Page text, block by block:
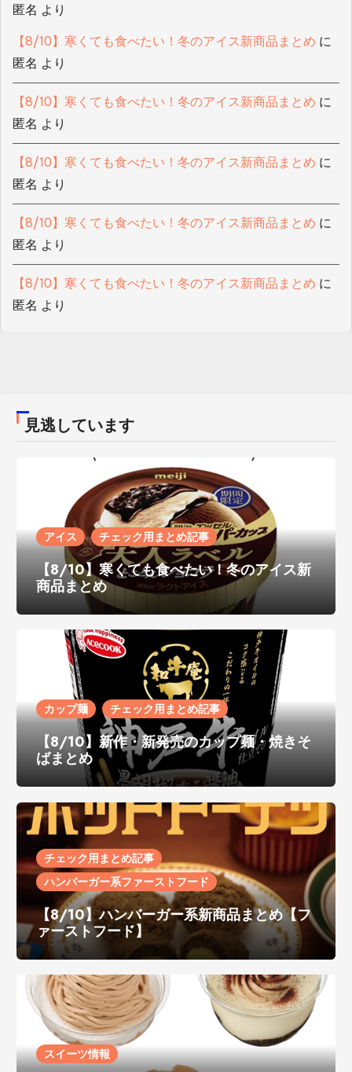
匿名 より
【8/10】寒くても食べたい！冬のアイス新商品まとめ に
匿名 より
【8/10】寒くても食べたい！冬のアイス新商品まとめ に
匿名 より
【8/10】寒くても食べたい！冬のアイス新商品まとめ に
匿名 より
【8/10】寒くても食べたい！冬のアイス新商品まとめ に
匿名 より
【8/10】寒くても食べたい！冬のアイス新商品まとめ に
匿名 より
見逃しています
アイス チェック用まとめ記事
【8/10】寒くても食べたい！冬のアイス新
商品まとめ
カップ麺 チェック用まとめ記事
【8/10】新作・新発売のカップ麺・焼きそ
ばまとめ
チェック用まとめ記事
ハンバーガー系ファーストフード
【8/10】ハンバーガー系新商品まとめ【フ
ァーストフード】
スイーツ情報